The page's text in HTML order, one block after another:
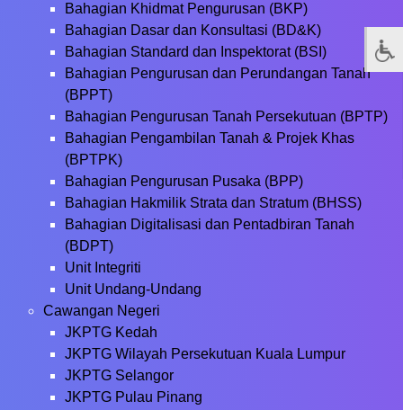
Bahagian Khidmat Pengurusan (BKP)
Bahagian Dasar dan Konsultasi (BD&K)
Bahagian Standard dan Inspektorat (BSI)
Bahagian Pengurusan dan Perundangan Tanah
(BPPT)
Bahagian Pengurusan Tanah Persekutuan (BPTP)
Bahagian Pengambilan Tanah & Projek Khas
(BPTPK)
Bahagian Pengurusan Pusaka (BPP)
Bahagian Hakmilik Strata dan Stratum (BHSS)
Bahagian Digitalisasi dan Pentadbiran Tanah
(BDPT)
Unit Integriti
Unit Undang-Undang
Cawangan Negeri
JKPTG Kedah
JKPTG Wilayah Persekutuan Kuala Lumpur
JKPTG Selangor
JKPTG Pulau Pinang